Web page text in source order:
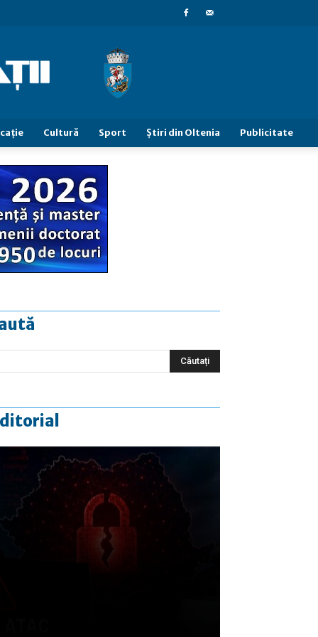
Cultură Sport Știri din Oltenia Publicitate